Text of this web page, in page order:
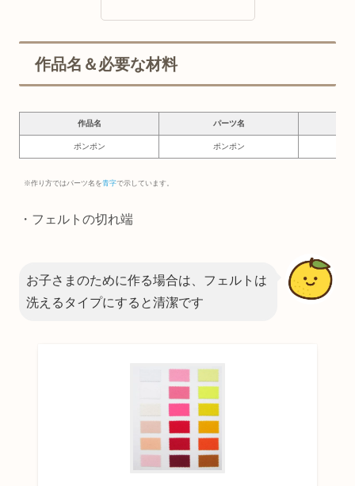
作品名＆必要な材料
作品名 パーツ名
ポンポン ポンポン
※作り方ではパーツ名を青字で示しています。
・フェルトの切れ端
お子さまのために作る場合は、フェルトは
洗えるタイプにすると清潔です